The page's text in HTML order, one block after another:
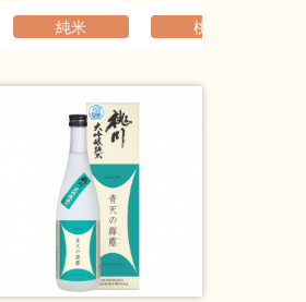
フト ホワイトデーギフト
敬老の日ギフト
ふくよか ふくよか
純米 桃川